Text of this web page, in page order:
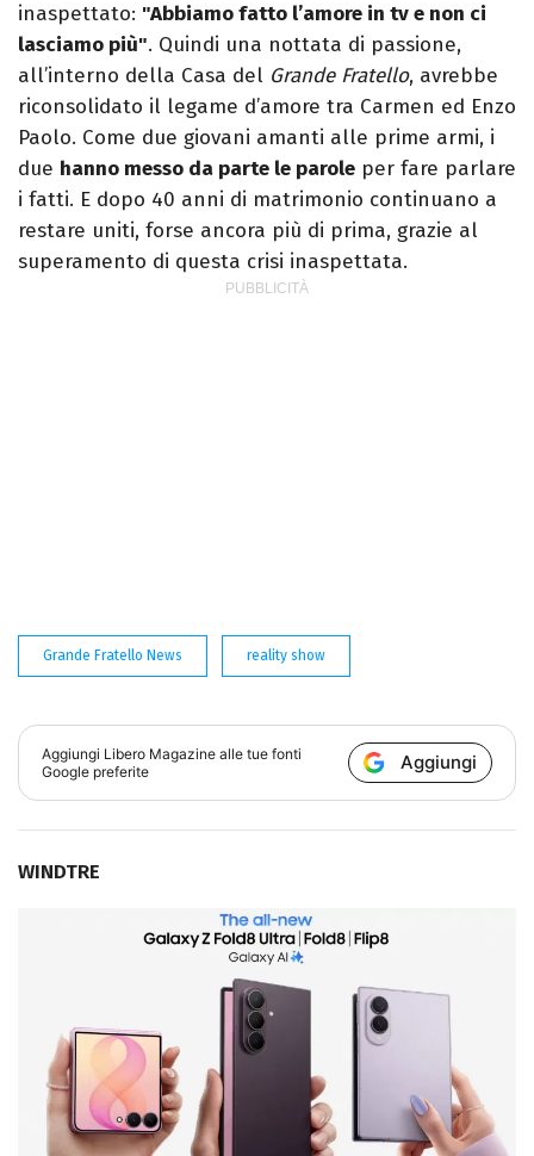
inaspettato: "Abbiamo fatto l’amore in tv e non ci
lasciamo più". Quindi una nottata di passione,
all’interno della Casa del Grande Fratello, avrebbe
riconsolidato il legame d’amore tra Carmen ed Enzo
Paolo. Come due giovani amanti alle prime armi, i
due hanno messo da parte le parole per fare parlare
i fatti. E dopo 40 anni di matrimonio continuano a
restare uniti, forse ancora più di prima, grazie al
superamento di questa crisi inaspettata.
Grande Fratello News reality show
Aggiungi Libero Magazine alle tue fonti
Google preferite
Aggiungi
WINDTRE